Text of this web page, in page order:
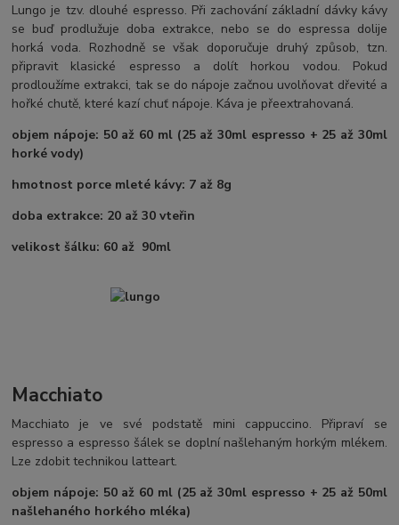
Lungo je tzv. dlouhé espresso. Při zachování základní dávky kávy
se buď prodlužuje doba extrakce, nebo se do espressa dolije
horká voda. Rozhodně se však doporučuje druhý způsob, tzn.
připravit klasické espresso a dolít horkou vodou. Pokud
prodloužíme extrakci, tak se do nápoje začnou uvolňovat dřevité a
hořké chutě, které kazí chuť nápoje. Káva je přeextrahovaná.
objem nápoje: 50 až 60 ml (25 až 30ml espresso + 25 až 30ml
horké vody)
hmotnost porce mleté kávy: 7 až 8g
doba extrakce: 20 až 30 vteřin
velikost šálku: 60 až 90ml
Macchiato
Macchiato je ve své podstatě mini cappuccino. Připraví se
espresso a espresso šálek se doplní našlehaným horkým mlékem.
Lze zdobit technikou latteart.
objem nápoje: 50 až 60 ml (25 až 30ml espresso + 25 až 50ml
našlehaného horkého mléka)